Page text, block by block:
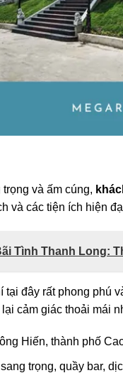
và ấm cúng,
và các tiện ích hiện
Tình Thanh Long:
đây rất phong phú
cảm giác thoải mái
Hiến, thành phố
trọng, quầy bar,